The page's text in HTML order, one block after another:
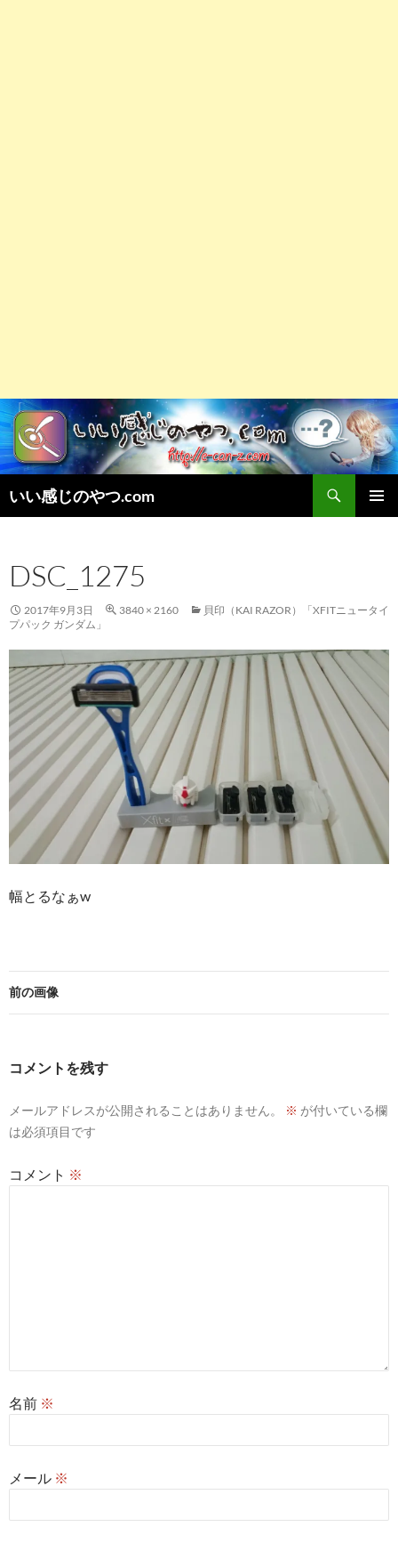
いい感じのやつ.com
索
ン
ツ
へ
ス
プ
DSC_1275
2017年9月3日 3840 × 2160
貝印（KAI RAZOR）「XFITニュータイ
プパック ガンダム」
幅とるなぁw
前の画像
コメントを残す
メールアドレスが公開されることはありません。 ※ が付いている欄
は必須項目です
コメント ※
名前 ※
メール ※